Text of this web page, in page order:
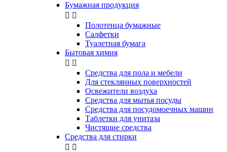
Бумажная продукция
 
Полотенца бумажные
Салфетки
Туалетная бумага
Бытовая химия
 
Cредства для пола и мебели
Для стеклянных поверхностей
Освежители воздуха
Средства для мытья посуды
Средства для посудомоечных машин
Таблетки для унитаза
Чистящие средства
Средства для стирки
 